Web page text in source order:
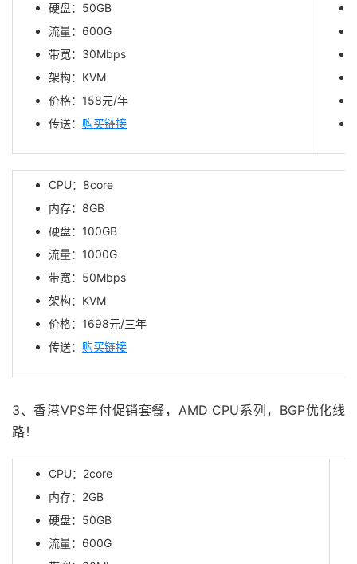
硬盘：50GB
流量：600G
带宽：30Mbps
架构：KVM
价格： 158元/年
传送： 购买链接
CPU：8core
内存：8GB
硬盘：100GB
流量：1000G
带宽：50Mbps
架构：KVM
价格：1698元/三年
传送： 购买链接
3、香港VPS年付促销套餐，AMD CPU系列，BGP优化线
路！
CPU：2core
内存：2GB
硬盘：50GB
流量：600G